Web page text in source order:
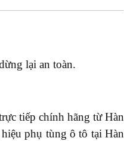
lại an toàn.
tiếp chính hãng từ Hàn
phụ tùng ô tô tại Hàn